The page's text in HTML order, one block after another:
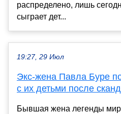
распределено, лишь
сыграет дет...
19:27, 29 Июл
Экс-жена Павла Буре
с их детьми после
Бывшая жена легенды